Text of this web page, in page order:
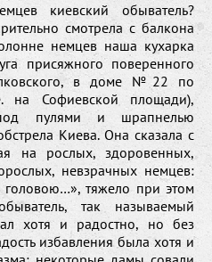
киевский обыватель?
смотрела с балкона
немцев наша кухарка
присяжного поверенного
в доме №22 по
на Софиевской площади),
пулями и шрапнелью
Киева. Она сказала с
на рослых, здоровенных,
невзрачных немцев:
тяжело при этом
так называемый
хотя и радостно, но без
избавления была хотя и